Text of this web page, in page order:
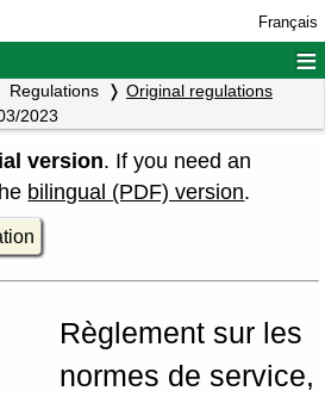
Français
≡
Regulations
Original regulations
2023
version. If you need an
bilingual (PDF) version.
Règlement sur les
normes de service,